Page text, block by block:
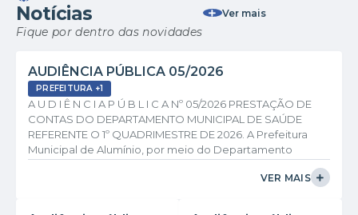
Notícias
Fique por dentro das novidades
Ver mais
AUDIÊNCIA PÚBLICA 05/2026
PREFEITURA +1
A U D I Ê N C I A P Ú B L I C A Nº 05/2026 PRESTAÇÃO DE
CONTAS DO DEPARTAMENTO MUNICIPAL DE SAÚDE
REFERENTE O 1º QUADRIMESTRE DE 2026. A Prefeitura
Municipal de Alumínio, por meio do Departamento
sociedades de bairros, demais organizações nãoVER MAIS